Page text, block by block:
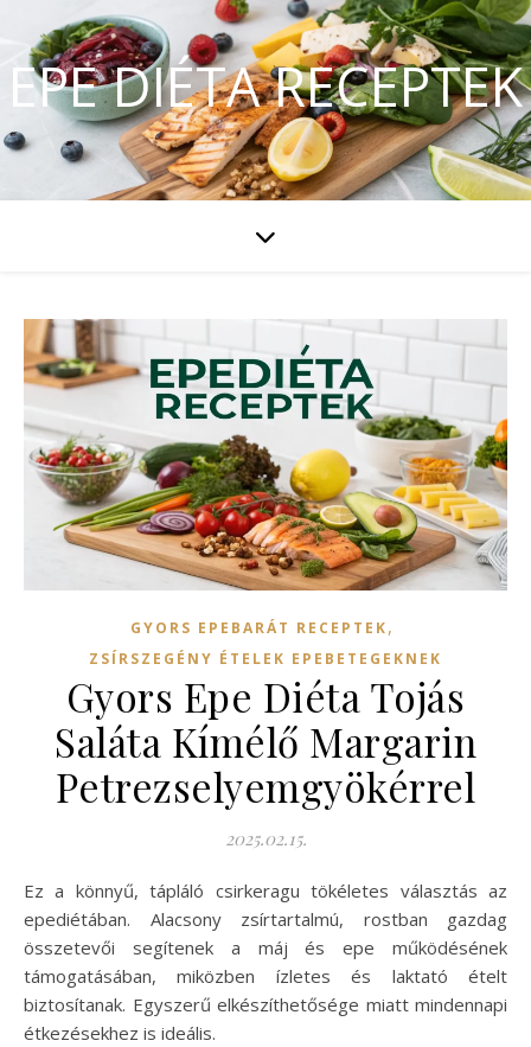
EPE DIÉTA RECEPTEK
GYORS EPEBARÁT RECEPTEK,
ZSÍRSZEGÉNY ÉTELEK EPEBETEGEKNEK
Gyors Epe Diéta Tojás
Saláta Kímélő Margarin
Petrezselyemgyökérrel
2025.02.15.
Ez a könnyű, tápláló csirkeragu tökéletes választás az
epediétában. Alacsony zsírtartalmú, rostban gazdag
összetevői segítenek a máj és epe működésének
támogatásában, miközben ízletes és laktató ételt
biztosítanak. Egyszerű elkészíthetősége miatt mindennapi
étkezésekhez is ideális.